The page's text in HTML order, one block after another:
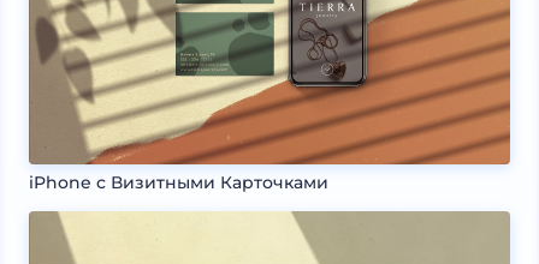
iPhone с Визитными Карточками